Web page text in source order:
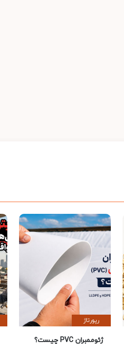
رپورتاژ
ژئوممبران PVC چیست؟